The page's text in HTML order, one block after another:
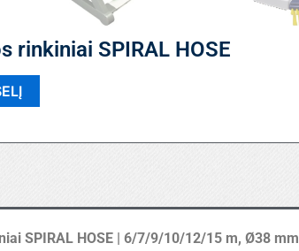
rinkiniai SPIRAL HOSE
SPIRAL HOSE | 6/7/9/10/12/15 m, Ø38 mm